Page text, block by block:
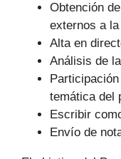
Obtención
externos a la
Alta en
Análisis de
temática del
Escribir
Envío de